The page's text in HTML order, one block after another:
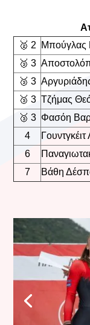
🥈 2
Μπούγλας
🥉 3
🥉 3
🥉 3 Τζήμας
🥉 3 Φασόη
4
6
7
Βάθη